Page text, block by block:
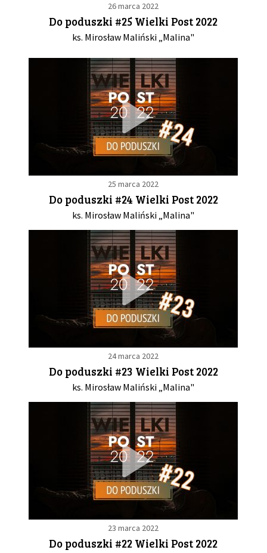
26 marca 2022
Do poduszki #25 Wielki Post 2022
ks. Mirosław Maliński „Malina"
25 marca 2022
Do poduszki #24 Wielki Post 2022
ks. Mirosław Maliński „Malina"
24 marca 2022
Do poduszki #23 Wielki Post 2022
ks. Mirosław Maliński „Malina"
23 marca 2022
Do poduszki #22 Wielki Post 2022